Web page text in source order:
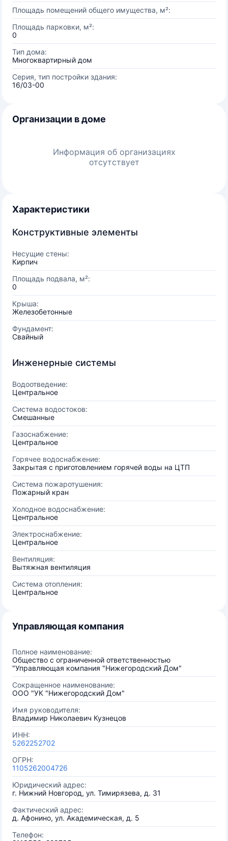
Площадь помещений общего имущества, м²:
Площадь парковки, м²:
0
Тип дома:
Многоквартирный дом
Серия, тип постройки здания:
16/03-00
Организации в доме
Информация об организациях
отсутствует
Характеристики
Конструктивные элементы
Несущие стены:
Кирпич
Площадь подвала, м²:
0
Крыша:
Железобетонные
Фундамент:
Свайный
Инженерные системы
Водоотведение:
Центральное
Система водостоков:
Смешанные
Газоснабжение:
Центральное
Горячее водоснабжение:
Закрытая с приготовлением горячей воды на ЦТП
Система пожаротушения:
Пожарный кран
Холодное водоснабжение:
Центральное
Электроснабжение:
Центральное
Вентиляция:
Вытяжная вентиляция
Система отопления:
Центральное
Управляющая компания
Полное наименование:
Общество с ограниченной ответственностью
"Управляющая компания "Нижегородский Дом"
Сокращенное наименование:
ООО "УК "Нижегородский Дом"
Имя руководителя:
Владимир Николаевич Кузнецов
ИНН:
5262252702
ОГРН:
1105262004726
Юридический адрес:
г. Нижний Новгород, ул. Тимирязева, д. 31
Фактический адрес:
д. Афонино, ул. Академическая, д. 5
Телефон: